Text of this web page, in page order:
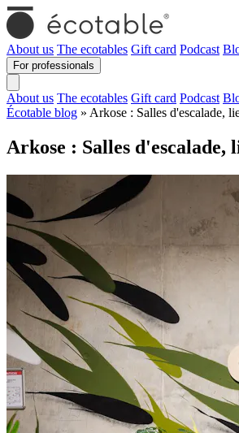
About us The ecotables Gift card Podcast
For professionals
About us The ecotables Gift card Podcast
Écotable blog » Arkose : Salles d'escalade,
Arkose : Salles d'escalade,